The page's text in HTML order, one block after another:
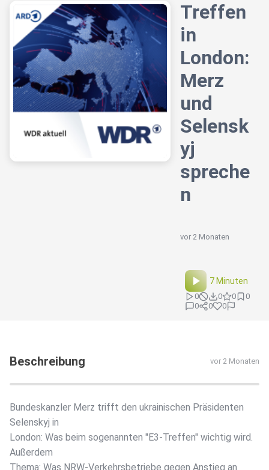
Treffen
in
London:
Merz
und
Selensk
yj
spreche
n
vor 2 Monaten
7 Minuten
0 0 0
0
0
0 0
Beschreibung vor 2 Monaten
Bundeskanzler Merz trifft den ukrainischen Präsidenten
Selenskyj in
London: Was beim sogenannten "E3-Treffen" wichtig wird.
Außerdem
Thema: Was NRW-Verkehrsbetriebe gegen Anstieg an